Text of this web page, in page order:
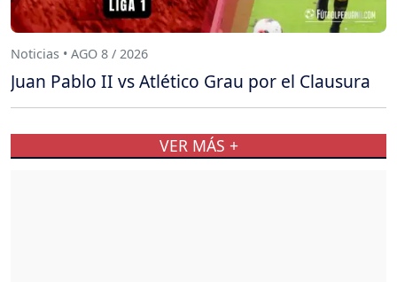
Noticias • AGO 8 / 2026
Juan Pablo II vs Atlético Grau por el Clausura
VER MÁS +